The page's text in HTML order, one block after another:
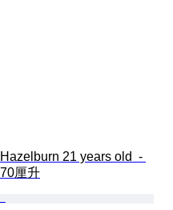
Hazelburn 21 years old  -
70厘升